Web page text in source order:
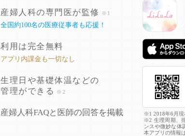
産婦人科の専門医が監修 ※1
全国約100名の医療従事者も応援！
利用は完全無料
アプリ内課金も一切なし
生理日や基礎体温などの
管理ができる
※2
産婦人科FAQと医師の回答を掲載
※1 2018年6月現
※2 生理周期、
ンスや微妙な体
本アプリの情報